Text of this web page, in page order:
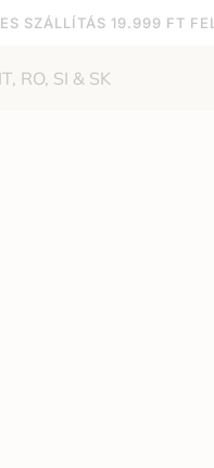
SZÁLLÍTÁS 19.999 FT
RO, SI & SK